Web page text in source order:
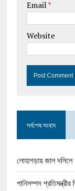
Email*
Website
সর্বশেষ সংবাদ
লোহাগড়ায় জাল দলিলে
পানিসম্পদ